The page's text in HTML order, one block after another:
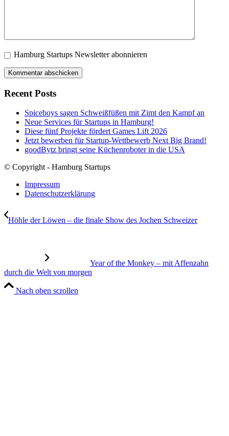
Hamburg Startups Newsletter abonnieren
Recent Posts
Spiceboys sagen Schweißfüßen mit Zimt den Kampf an
Neue Services für Startups in Hamburg!
Diese fünf Projekte fördert Games Lift 2026
Jetzt bewerben für Startup-Wettbewerb Next Big Brand!
goodBytz bringt seine Küchenroboter in die USA
© Copyright - Hamburg Startups
Impressum
Datenschutzerklärung
Höhle der Löwen – die finale Show des Jochen Schweizer
Year of the Monkey – mit Affenzahn
durch die Welt von morgen
Nach oben scrollen